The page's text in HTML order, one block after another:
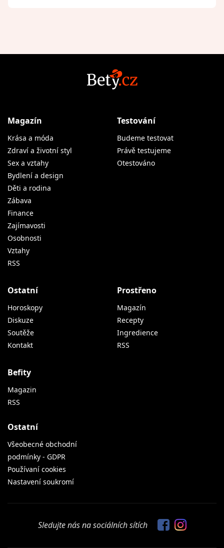
Magazín
Krása a móda
Zdraví a životní styl
Sex a vztahy
Bydlení a design
Děti a rodina
Zábava
Finance
Zajímavosti
Osobnosti
Vztahy
RSS
Testování
Budeme testovat
Právě testujeme
Otestováno
Ostatní
Horoskopy
Diskuze
Soutěže
Kontakt
Prostřeno
Magazín
Recepty
Ingredience
RSS
Befity
Magazin
RSS
Ostatní
Všeobecné obchodní
podmínky - GDPR
Používaní cookies
Nastavení soukromí
Sledujte nás na sociálních sítích